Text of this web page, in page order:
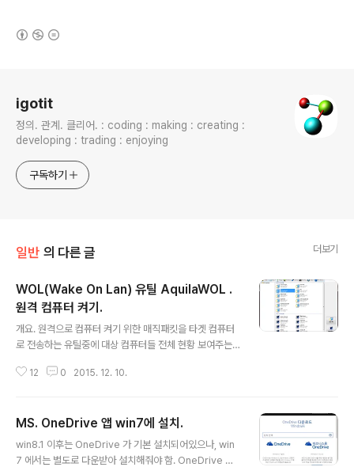
igotit
정의. 관계. 클리어. : coding : making : creating :
developing : trading : enjoying
구독하기
일반 의 다른 글 더보기
WOL(Wake On Lan) 유틸 AquilaWOL .
원격 컴퓨터 켜기.
개요. 원격으로 컴퓨터 켜기 위한 매직패킷을 타겟 컴퓨터
로 전송하는 유틸중에 대상 컴퓨터들 전체 현황 보여주는
sourceforge.net/projects/aquilawol/files/Wake
OnLAN/releases/tag/2.11.11 실행샷. 제작자 사이트 :
http://aquilawol.sourceforge.net/ 설치 및 기본 사용
법. 버전 : 2.11.11 (2016년 8월 29일 최신버전.) S/W 자
12 0 2015. 12. 10.
MS. OneDrive 앱 win7에 설치.
win8.1 이후는 OneDrive 가 기본 설치되어있으나, win
7 에서는 별도로 다운받아 설치해줘야 함. OneDrive 앱